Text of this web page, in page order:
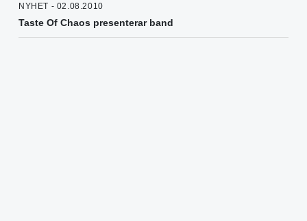
NYHET - 02.08.2010
Taste Of Chaos presenterar band